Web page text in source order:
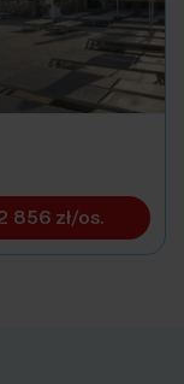
856 zł/os.